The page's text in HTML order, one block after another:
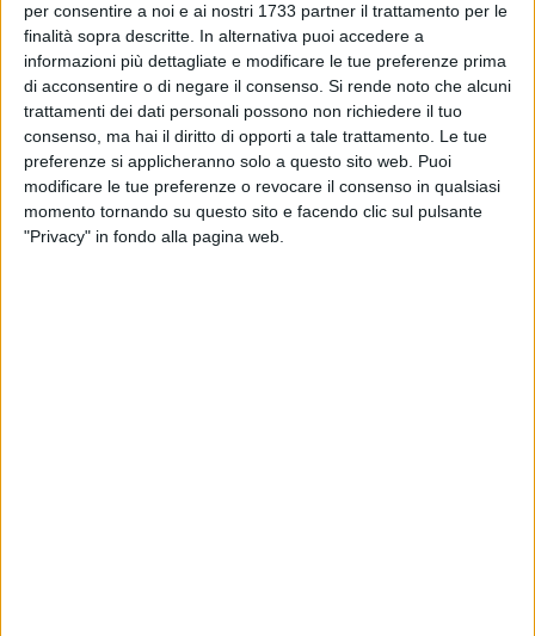
per consentire a noi e ai nostri 1733 partner il trattamento per le
finalità sopra descritte. In alternativa puoi accedere a
informazioni più dettagliate e modificare le tue preferenze prima
di acconsentire o di negare il consenso. Si rende noto che alcuni
trattamenti dei dati personali possono non richiedere il tuo
consenso, ma hai il diritto di opporti a tale trattamento. Le tue
preferenze si applicheranno solo a questo sito web. Puoi
modificare le tue preferenze o revocare il consenso in qualsiasi
momento tornando su questo sito e facendo clic sul pulsante
"Privacy" in fondo alla pagina web.
I servizi svolti a Matera hanno portato ai seguenti risultati:
-due persone arrestate e una persona denunciata, in stato di
libertà all'Autorità Giudiziaria, per spaccio di sostanze
stupefacenti;
- elevate 7 sanzioni amministrative di diversa natura;
-sequestrati 15 gr di cocaina e 765 gr. di cannabinoidi;
- identificate 901 persone, di cui 24 minorenni.
-controllato un esercizio commerciale "cannabis shop".